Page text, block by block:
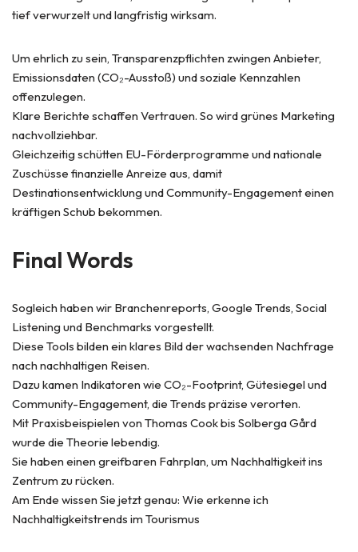
tief verwurzelt und langfristig wirksam.
Um ehrlich zu sein, Transparenzpflichten zwingen Anbieter,
Emissionsdaten (CO₂-Ausstoß) und soziale Kennzahlen
offenzulegen.
Klare Berichte schaffen Vertrauen. So wird grünes Marketing
nachvollziehbar.
Gleichzeitig schütten EU-Förderprogramme und nationale
Zuschüsse finanzielle Anreize aus, damit
Destinationsentwicklung und Community-Engagement einen
kräftigen Schub bekommen.
Final Words
Sogleich haben wir Branchenreports, Google Trends, Social
Listening und Benchmarks vorgestellt.
Diese Tools bilden ein klares Bild der wachsenden Nachfrage
nach nachhaltigen Reisen.
Dazu kamen Indikatoren wie CO₂-Footprint, Gütesiegel und
Community-Engagement, die Trends präzise verorten.
Mit Praxisbeispielen von Thomas Cook bis Solberga Gård
wurde die Theorie lebendig.
Sie haben einen greifbaren Fahrplan, um Nachhaltigkeit ins
Zentrum zu rücken.
Am Ende wissen Sie jetzt genau: Wie erkenne ich
Nachhaltigkeitstrends im Tourismus